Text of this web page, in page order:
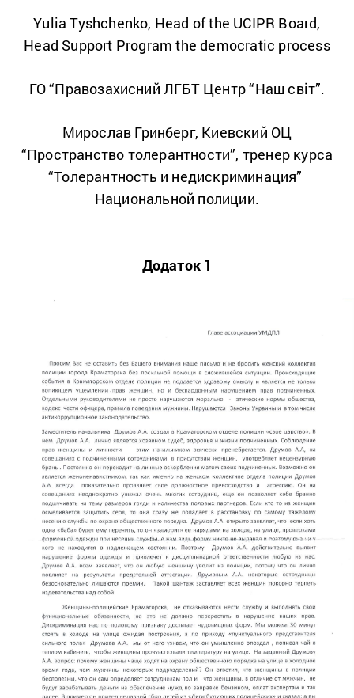
Yulia Tyshchenko, Head of the UCIPR Board,
Head Support Program the democratic process
ГО “Правозахисний ЛГБТ Центр “Наш світ”.
Мирослав Гринберг, Киевский ОЦ
“Пространство толерантности”, тренер курса
“Толерантность и недискриминация”
Национальной полиции.
Додаток 1